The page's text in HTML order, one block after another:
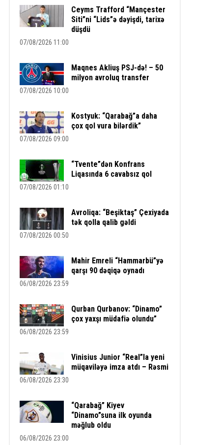
Ceyms Trafford “Mançester
Siti”ni “Lids”ə dəyişdi, tarixə
düşdü
07/08/2026 11:00
Maqnes Akliuş PSJ-də! – 50
milyon avroluq transfer
07/08/2026 10:00
Kostyuk: “Qarabağ”a daha
çox qol vura bilərdik”
07/08/2026 09:00
“Tvente”dən Konfrans
Liqasında 6 cavabsız qol
07/08/2026 01:10
Avroliqa: “Beşiktaş” Çexiyada
tək qolla qalib gəldi
07/08/2026 00:50
Mahir Emreli “Hammarbü”yə
qarşı 90 dəqiqə oynadı
06/08/2026 23:59
Qurban Qurbanov: “Dinamo”
çox yaxşı müdafiə olundu”
06/08/2026 23:59
Vinisius Junior “Real”la yeni
müqaviləyə imza atdı – Rəsmi
06/08/2026 23:30
“Qarabağ” Kiyev
“Dinamo”suna ilk oyunda
məğlub oldu
06/08/2026 23:00